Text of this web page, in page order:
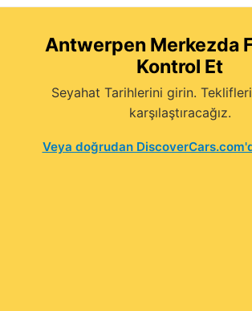
Antwerpen Merkezda
Kontrol Et
Seyahat Tarihlerini girin.
karşılaştıracağız.
Veya doğrudan